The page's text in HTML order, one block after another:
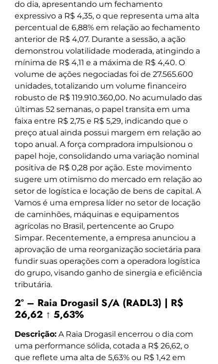
do dia, apresentando um fechamento
expressivo a R$ 4,35, o que representa uma alta
percentual de 6,88% em relação ao fechamento
anterior de R$ 4,07. Durante a sessão, a ação
demonstrou volatilidade moderada, atingindo a
mínima de R$ 4,11 e a máxima de R$ 4,40. O
volume de ações negociadas foi de 27.565.600
unidades, totalizando um volume financeiro
robusto de R$ 119.910.360,00. No acumulado das
últimas 52 semanas, o papel transita em uma
faixa entre R$ 2,75 e R$ 5,29, indicando que o
preço atual ainda possui margem em relação ao
topo anual. A força compradora impulsionou o
papel hoje, consolidando uma variação nominal
positiva de R$ 0,28 por ação. Este movimento
sugere um otimismo do mercado em relação ao
setor de logística e locação de bens de capital. A
Vamos é uma empresa líder no setor de locação
de caminhões, máquinas e equipamentos
agrícolas no Brasil, pertencente ao Grupo
Simpar. Recentemente, a empresa anunciou a
aprovação de uma reorganização societária para
fundir suas operações com a operadora logística
do grupo, visando ganho de sinergia e eficiência
tributária.
2º – Raia Drogasil S/A (RADL3) | R$
26,62 ↑ 5,63%
Descrição: A Raia Drogasil encerrou o dia com
uma performance sólida, cotada a R$ 26,62, o
que reflete uma alta de 5,63% ou R$ 1,42 em